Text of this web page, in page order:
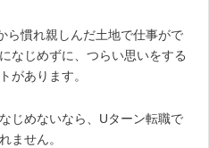
ら慣れ親しんだ土地で仕事がで
なじめずに、つらい思いをする
があります。
じめないなら、Uターン転職で
ません。